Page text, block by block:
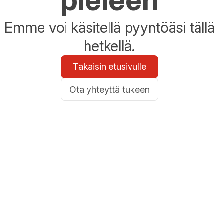
Emme voi käsitellä pyyntöäsi tällä
hetkellä.
Takaisin etusivulle
Ota yhteyttä tukeen